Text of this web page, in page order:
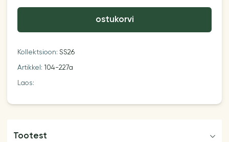
ostukorvi
Kollektsioon:SS26
Artikkel:104-227a
Laos:
Tootest